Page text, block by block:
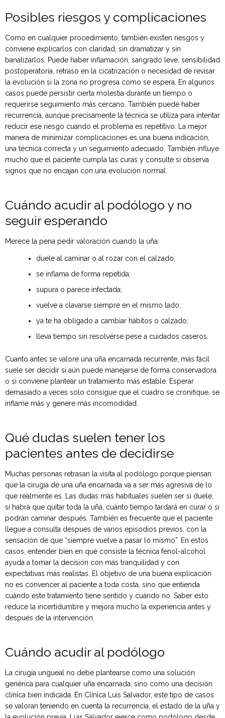
Posibles riesgos y complicaciones
Como en cualquier procedimiento, también existen riesgos y
conviene explicarlos con claridad, sin dramatizar y sin
banalizarlos. Puede haber inflamación, sangrado leve, sensibilidad
postoperatoria, retraso en la cicatrización o necesidad de revisar
la evolución si la zona no progresa como se espera. En algunos
casos puede persistir cierta molestia durante un tiempo o
requerirse seguimiento más cercano. También puede haber
recurrencia, aunque precisamente la técnica se utiliza para intentar
reducir ese riesgo cuando el problema es repetitivo. La mejor
manera de minimizar complicaciones es una buena indicación,
una técnica correcta y un seguimiento adecuado. También influye
mucho que el paciente cumpla las curas y consulte si observa
signos que no encajan con una evolución normal.
Cuándo acudir al podólogo y no
seguir esperando
Merece la pena pedir valoración cuando la uña:
duele al caminar o al rozar con el calzado;
se inflama de forma repetida;
supura o parece infectada;
vuelve a clavarse siempre en el mismo lado;
ya te ha obligado a cambiar hábitos o calzado;
lleva tiempo sin resolverse pese a cuidados caseros.
Cuanto antes se valore una uña encarnada recurrente, más fácil
suele ser decidir si aún puede manejarse de forma conservadora
o si conviene plantear un tratamiento más estable. Esperar
demasiado a veces solo consigue que el cuadro se cronifique, se
inflame más y genere más incomodidad.
Qué dudas suelen tener los
pacientes antes de decidirse
Muchas personas retrasan la visita al podólogo porque piensan
que la cirugía de una uña encarnada va a ser más agresiva de lo
que realmente es. Las dudas más habituales suelen ser si duele,
si habrá que quitar toda la uña, cuánto tiempo tardará en curar o si
podrán caminar después. También es frecuente que el paciente
llegue a consulta después de varios episodios previos, con la
sensación de que “siempre vuelve a pasar lo mismo”. En estos
casos, entender bien en qué consiste la técnica fenol-alcohol
ayuda a tomar la decisión con más tranquilidad y con
expectativas más realistas. El objetivo de una buena explicación
no es convencer al paciente a toda costa, sino que entienda
cuándo este tratamiento tiene sentido y cuándo no. Saber esto
reduce la incertidumbre y mejora mucho la experiencia antes y
después de la intervención.
Cuándo acudir al podólogo
La cirugía ungueal no debe plantearse como una solución
genérica para cualquier uña encarnada, sino como una decisión
clínica bien indicada. En Clínica Luis Salvador, este tipo de casos
se valoran teniendo en cuenta la recurrencia, el estado de la uña y